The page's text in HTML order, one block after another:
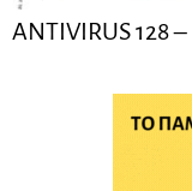
ANTIVIRUS 128